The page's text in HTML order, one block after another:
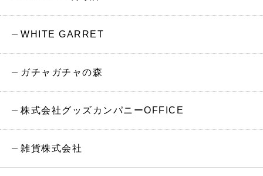
WHITE GARRET
ガチャガチャの森
株式会社グッズカンパニーOFFICE
雑貨株式会社